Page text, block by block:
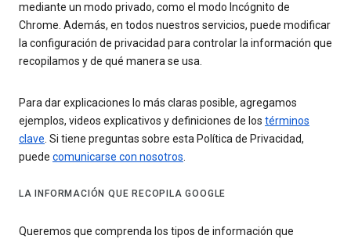
mediante un modo privado, como el modo Incógnito de
Chrome. Además, en todos nuestros servicios, puede modificar
la configuración de privacidad para controlar la información que
recopilamos y de qué manera se usa.
Para dar explicaciones lo más claras posible, agregamos
ejemplos, videos explicativos y definiciones de los términos
clave. Si tiene preguntas sobre esta Política de Privacidad,
puede comunicarse con nosotros.
LA INFORMACIÓN QUE RECOPILA GOOGLE
Queremos que comprenda los tipos de información que